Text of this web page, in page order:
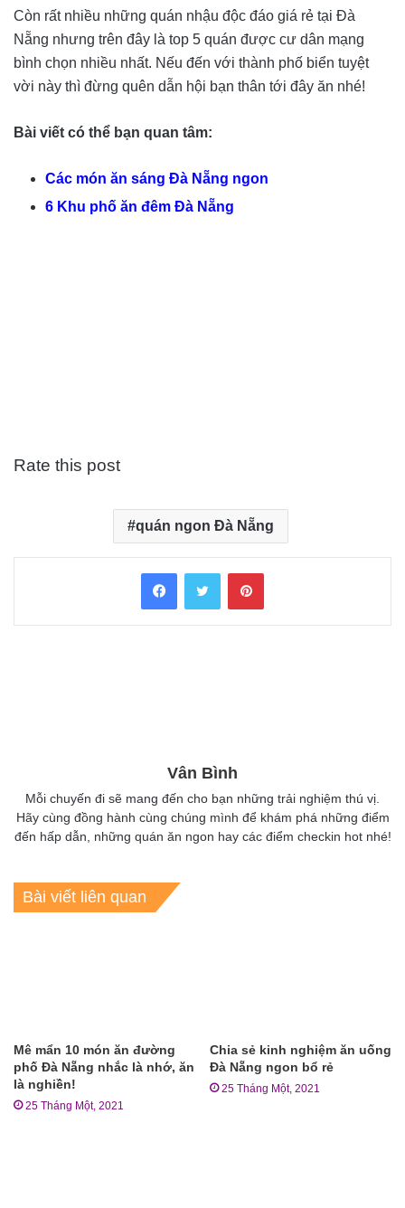
Còn rất nhiều những quán nhậu độc đáo giá rẻ tại Đà
Nẵng nhưng trên đây là top 5 quán được cư dân mạng
bình chọn nhiều nhất. Nếu đến với thành phố biển tuyệt
vời này thì đừng quên dẫn hội bạn thân tới đây ăn nhé!
Bài viết có thể bạn quan tâm:
Các món ăn sáng Đà Nẵng ngon
6 Khu phố ăn đêm Đà Nẵng
Rate this post
quán ngon Đà Nẵng
FacebookTwitter Pinterest
Vân Bình
Mỗi chuyến đi sẽ mang đến cho bạn những trải nghiệm thú vị.
Hãy cùng đồng hành cùng chúng mình để khám phá những điểm
đến hấp dẫn, những quán ăn ngon hay các điểm checkin hot nhé!
Bài viết liên quan
Mê mẩn 10 món ăn đường
phố Đà Nẵng nhắc là nhớ, ăn
là nghiền!
25 Tháng Một, 2021
Chia sẻ kinh nghiệm ăn uống
Đà Nẵng ngon bổ rẻ
25 Tháng Một, 2021